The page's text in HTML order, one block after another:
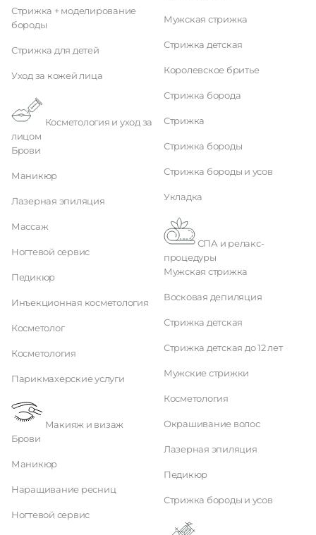
Стрижка + моделирование
бороды
Стрижка для детей
Уход за кожей лица
лицом
Брови
Маникюр
Лазерная эпиляция
Массаж
Ногтевой сервис
Педикюр
Инъекционная косметология
Косметолог
Косметология
Парикмахерские услуги
Макияж и визаж
Брови
Маникюр
Наращивание ресниц
Ногтевой сервис
Мужская стрижка
Стрижка детская
Королевское бритье
Стрижка борода
Стрижка
Стрижка бороды
Стрижка бороды и усов
Укладка
процедуры
Мужская стрижка
Восковая депиляция
Стрижка детская
Стрижка детская до 12 лет
Мужские стрижки
Косметология
Окрашивание волос
Лазерная эпиляция
Педикюр
Стрижка бороды и усов